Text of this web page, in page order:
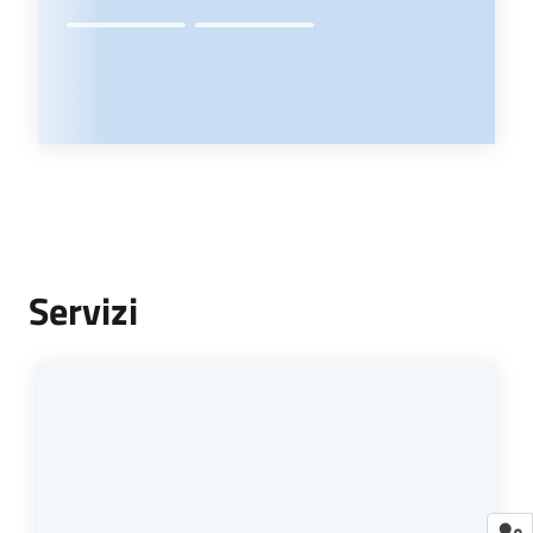
Servizi